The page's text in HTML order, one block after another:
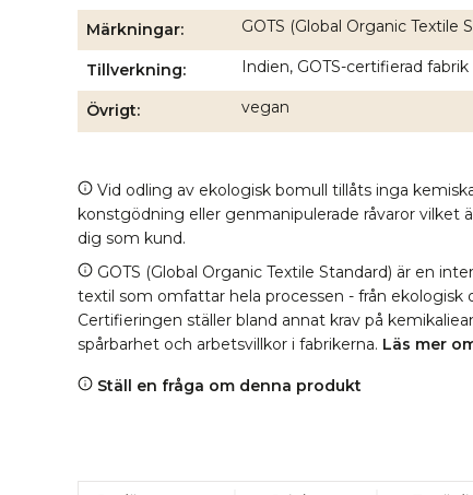
Märkningar GOTS (Global Organic Textile
Tillverkning Indien, GOTS-certifierad fabrik
Övrigt vegan
Vid odling av ekologisk bomull tillåts inga
konstgödning eller genmanipulerade råvaror vilket
dig som kund.
GOTS (Global Organic Textile Standard) är en
textil som omfattar hela processen - från ekologisk
Certifieringen ställer bland annat krav på
spårbarhet och arbetsvillkor i fabrikerna. Läs mer
Ställ en fråga om denna produkt